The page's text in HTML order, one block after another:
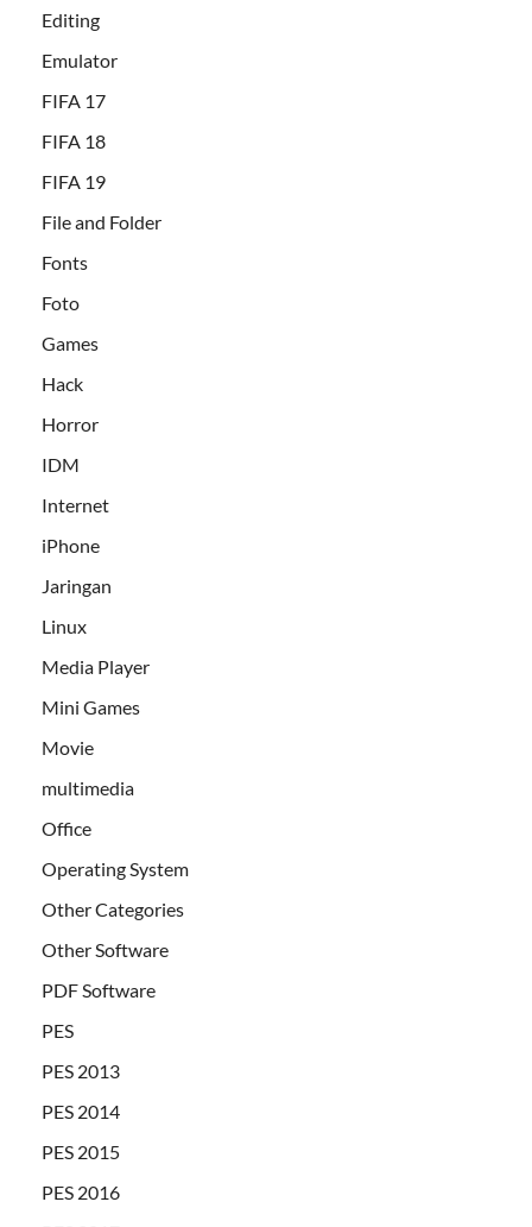
Editing
Emulator
FIFA 17
FIFA 18
FIFA 19
File and Folder
Fonts
Foto
Games
Hack
Horror
IDM
Internet
iPhone
Jaringan
Linux
Media Player
Mini Games
Movie
multimedia
Office
Operating System
Other Categories
Other Software
PDF Software
PES
PES 2013
PES 2014
PES 2015
PES 2016